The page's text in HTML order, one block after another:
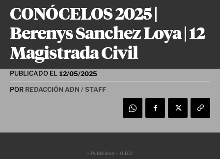
CONÓCELOS 2025 |
Berenys Sanchez Loya | 12
Magistrada Civil
PUBLICADO EL 12/05/2025
POR REDACCIÓN ADN / STAFF
- Publicidad - (LB2)